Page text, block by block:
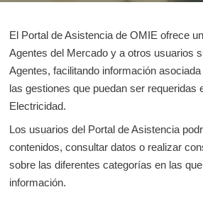
El Portal de Asistencia de OMIE ofrece
Agentes del Mercado y a otros usuarios
Agentes, facilitando información
las gestiones que puedan ser requeridas
Electricidad.
Los usuarios del Portal de Asistencia
contenidos, consultar datos o realizar
sobre las diferentes categorías en las
información.